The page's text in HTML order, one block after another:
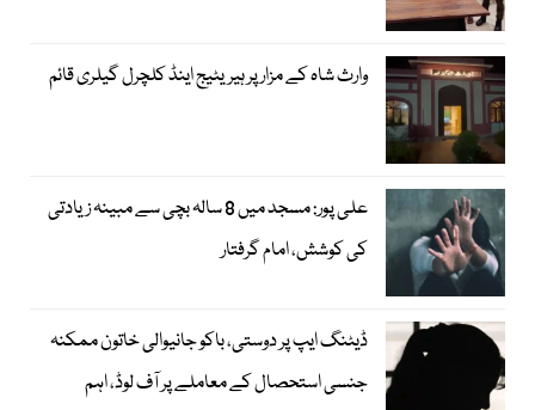
وارث شاہ کے مزار پر ہیریٹیج اینڈ کلچرل گیلری قائم
علی پور: مسجد میں 8 سالہ بچی سے مبینہ زیادتی
کی کوشش، امام گرفتار
ڈیٹنگ ایپ پر دوستی، باکو جانیوالی خاتون ممکنہ
جنسی استحصال کے معاملے پر آف لوڈ، اہم